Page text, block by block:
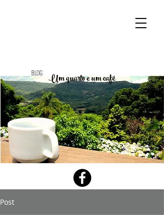
Um quarto e um café
BLOG
Post